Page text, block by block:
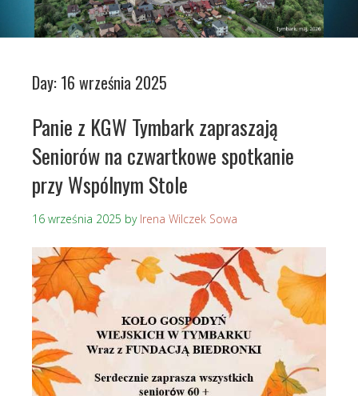
Day: 16 września 2025
Panie z KGW Tymbark zapraszają
Seniorów na czwartkowe spotkanie
przy Wspólnym Stole
16 września 2025 by Irena Wilczek Sowa